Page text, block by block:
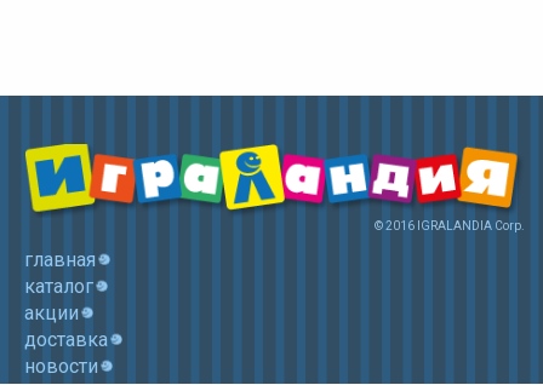
© 2016 IGRALANDIA Corp.
главная
каталог
акции
доставка
новости